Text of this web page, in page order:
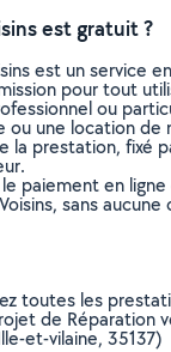
est gratuit ?
est un service
pour tout
ou
ou une location de
la prestation, fixé
paiement en
sans aucune
toutes les
de Réparation
et-vilaine, 35137)